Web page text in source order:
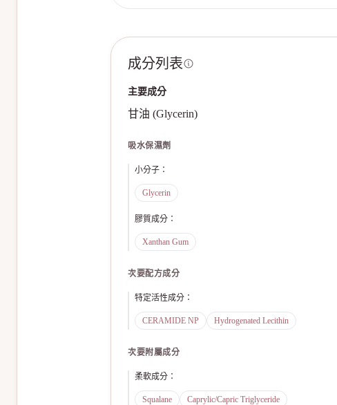
成分列表
主要成分
甘油 (Glycerin)
吸水保濕劑
小分子 ：
Glycerin
膠質成分 ：
Xanthan Gum
次要配方成分
特定活性成分 ：
CERAMIDE NP Hydrogenated Lecithin
次要附屬成分
柔軟成分 ：
Squalane Caprylic/Capric Triglyceride